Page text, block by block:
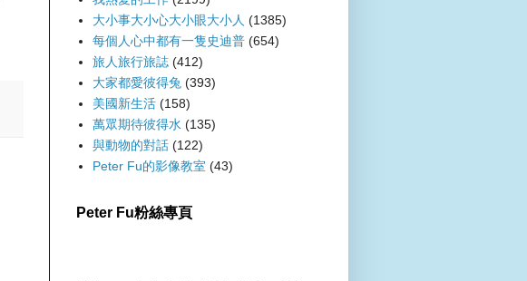
大小事大小心大小眼大小人 (1385)
每個人心中都有一隻史迪普 (654)
旅人旅行旅誌 (412)
大家都愛彼得兔 (393)
美國新生活 (158)
萬眾期待彼得水 (135)
與動物的對話 (122)
Peter Fu的影像教室 (43)
Peter Fu粉絲專頁